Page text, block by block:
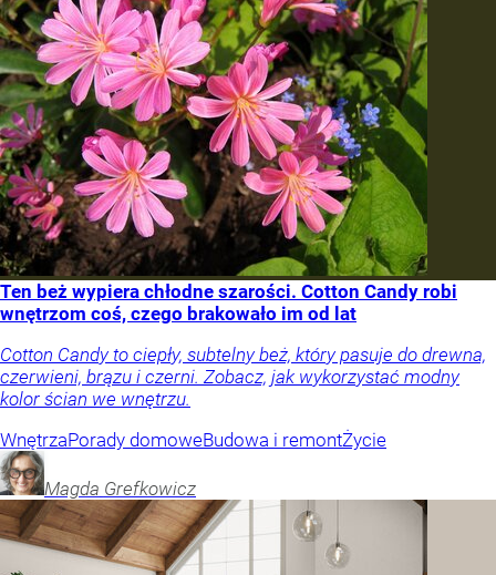
Ten beż wypiera chłodne szarości. Cotton Candy robi
wnętrzom coś, czego brakowało im od lat
Cotton Candy to ciepły, subtelny beż, który pasuje do drewna,
czerwieni, brązu i czerni. Zobacz, jak wykorzystać modny
kolor ścian we wnętrzu.
WnętrzaPorady domoweBudowa i remontŻycie
Magda Grefkowicz